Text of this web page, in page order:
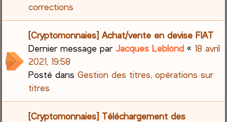
corrections
[Cryptomonnaies] Achat/vente en devise FIAT
Dernier message parJacques Leblond « 18 avril
2021, 19:58
Posté dansGestion des titres, opérations sur
titres
[Cryptomonnaies] Téléchargement des